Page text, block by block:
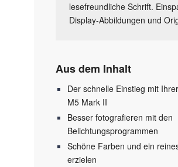
lesefreundliche Schrift.
Display-Abbildungen und
Aus dem Inhalt
Der schnelle Einstieg mit
M5 Mark II
Besser fotografieren mit den
Belichtungsprogrammen
Schöne Farben und ein
erzielen